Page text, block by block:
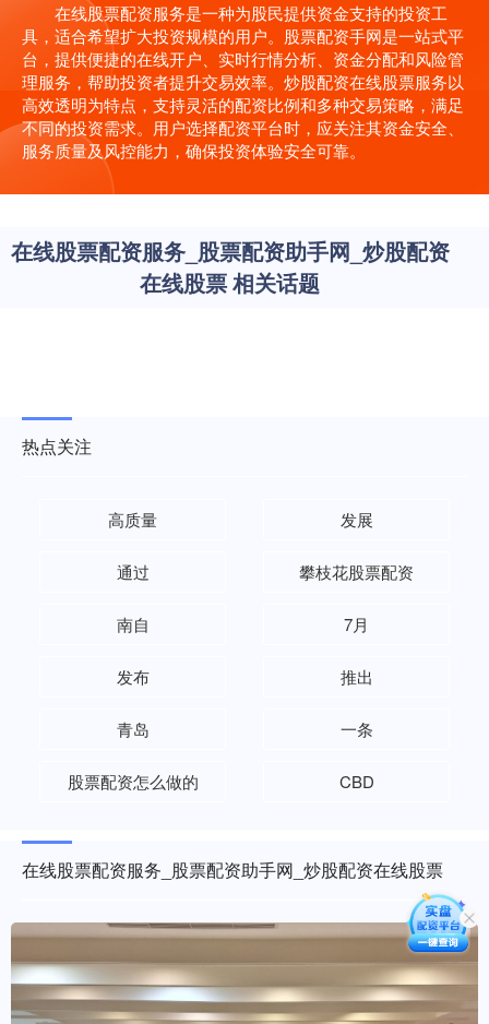
在线股票配资服务是一种为股民提供资金支持的投资工
具，适合希望扩大投资规模的用户。股票配资手网是一站式平
台，提供便捷的在线开户、实时行情分析、资金分配和风险管
理服务，帮助投资者提升交易效率。炒股配资在线股票服务以
高效透明为特点，支持灵活的配资比例和多种交易策略，满足
不同的投资需求。用户选择配资平台时，应关注其资金安全、
服务质量及风控能力，确保投资体验安全可靠。
在线股票配资服务_股票配资助手网_炒股配资
在线股票 相关话题
热点关注
高质量 发展
通过 攀枝花股票配资
南自 7月
发布 推出
青岛 一条
股票配资怎么做的 CBD
在线股票配资服务_股票配资助手网_炒股配资在线股票